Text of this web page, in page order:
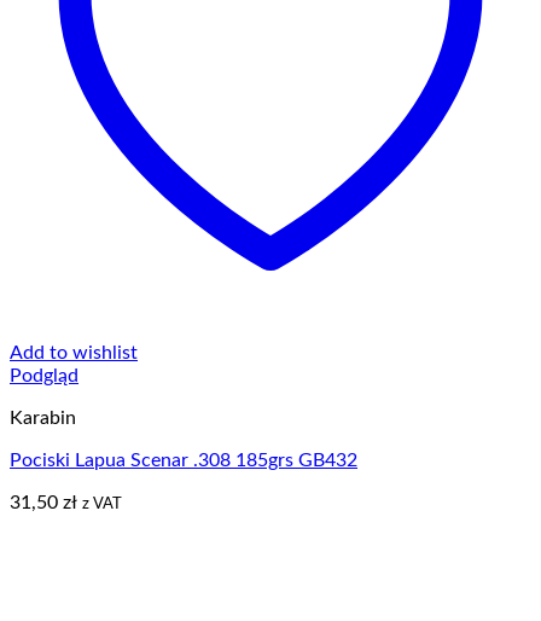
Add to wishlist
Podgląd
Karabin
Pociski Lapua Scenar .308 185grs GB432
31,50 zł z VAT